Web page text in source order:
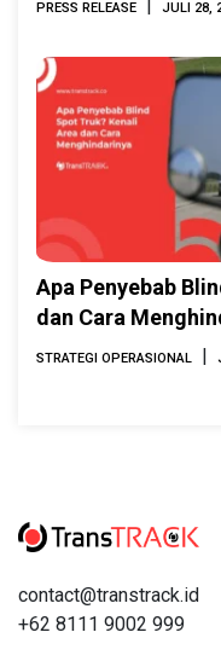
PRESS RELEASE | JULI 28,
Apa Penyebab
dan Cara
STRATEGI OPERASIONAL |
contact@transtrack.id
+62 8111 9002 999